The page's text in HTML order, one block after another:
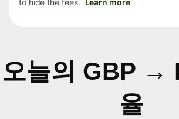
to hide the fees. Learn more
오늘의 GBP →
율